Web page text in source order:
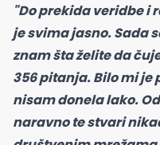
"Do prekida veridbe i
je svima jasno. Sada
znam šta želite da
356 pitanja. Bilo mi je
nisam donela lako.
naravno te stvari